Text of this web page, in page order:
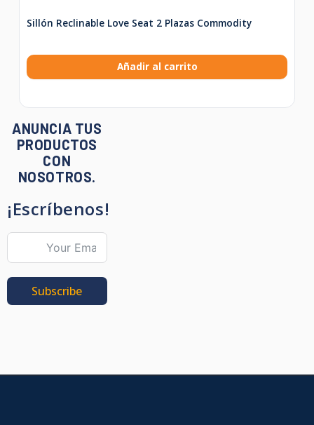
Sillón Reclinable Love Seat 2 Plazas Commodity
Añadir al carrito
ANUNCIA TUS
PRODUCTOS
CON
NOSOTROS.
¡Escríbenos!
Subscribe